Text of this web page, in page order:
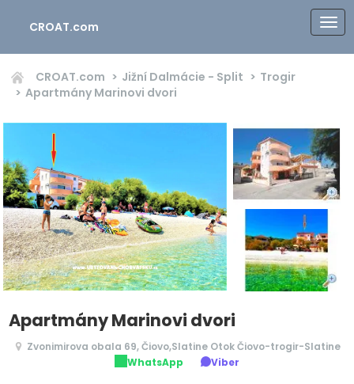
CROAT.com
CROAT.com Jižní Dalmácie - Split
Trogir
Apartmány Marinovi dvori
Apartmány Marinovi dvori
Zvonimirova obala 69, Čiovo,Slatine Otok Čiovo-trogir-Slatine
WhatsApp
Viber